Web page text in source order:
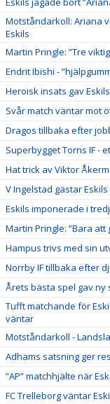
Motståndarkoll: Ariana
Eskils
Martin Pringle: ”Tre
Endrit Ibishi -
Heroisk insats gav
Svår match väntar mot
Dragos tillbaka efter
Superbygget Torns IF -
Hat trick av Viktor
V Ingelstad gästar Eskils
Eskils imponerade i
Martin Pringle: ”Bara
Hampus trivs med sin
Norrby IF tillbaka efter
Årets bästa spel gav ny
Tufft matchande för
väntar
Motståndarkoll -
Adhams satsning ger
”AP” matchhjälte när
FC Trelleborg väntar